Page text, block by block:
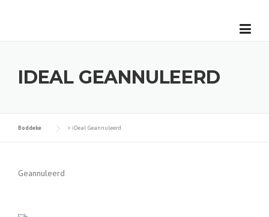
IDEAL GEANNULEERD
Boddeke > iDeal Geannuleerd
Geannuleerd